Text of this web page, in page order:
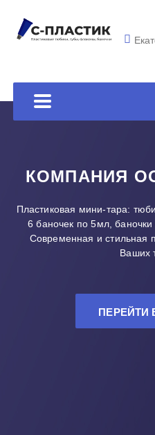
КОМПАНИЯ
Пластиковая мини-тара:
6 баночек по 5мл,
Современная и стильная
Ваших
ПЕРЕЙТИ